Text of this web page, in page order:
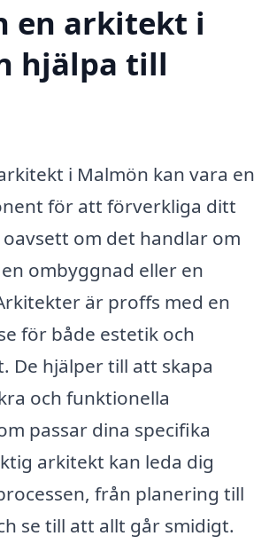
en arkitekt i
hjälpa till
i Malmön kan vara en
för att förverkliga ditt
om det handlar om
ombyggnad eller en
är proffs med en
för både estetik och
De hjälper till att skapa
och funktionella
passar dina specifika
arkitekt kan leda dig
från planering till
se till att allt går smidigt.